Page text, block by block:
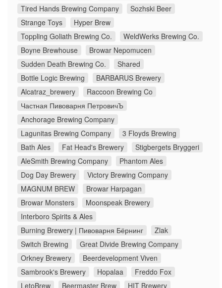
Tired Hands Brewing Company
Sozhski Beer
Strange Toys
Hyper Brew
Toppling Goliath Brewing Co.
WeldWerks Brewing Co.
Boyne Brewhouse
Browar Nepomucen
Sudden Death Brewing Co.
Shared
Bottle Logic Brewing
BARBARUS Brewery
Alcatraz_brewery
Raccoon Brewing Co
Частная Пивоварня ПетровичЪ
Anchorage Brewing Company
Lagunitas Brewing Company
3 Floyds Brewing
Bath Ales
Fat Head's Brewery
Stigbergets Bryggeri
AleSmith Brewing Company
Phantom Ales
Dog Day Brewery
Victory Brewing Company
MAGNUM BREW
Browar Harpagan
Browar Monsters
Moonspeak Brewery
Interboro Spirits & Ales
Burning Brewery | Пивоварня Бёрнинг
Zlak
Switch Brewing
Great Divide Brewing Company
Orkney Brewery
Beerdevelopment Viven
Sambrook's Brewery
Hopalaa
Freddo Fox
LetoBrew
Beermaster Brew HIT Brewery